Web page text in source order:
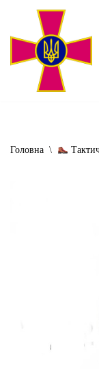
Перейти
Головна \